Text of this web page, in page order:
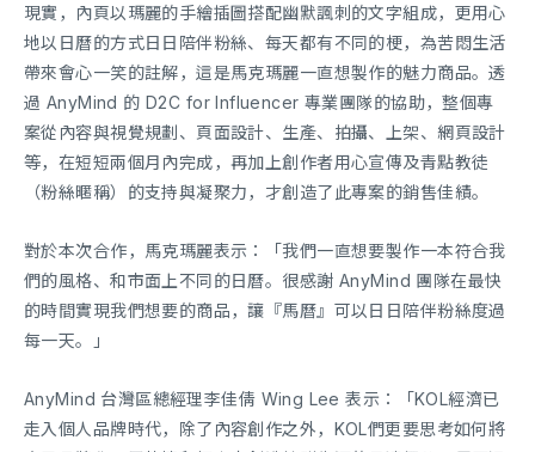
現實，內頁以瑪麗的手繪插圖搭配幽默諷刺的文字組成，更用心
地以日曆的方式日日陪伴粉絲、每天都有不同的梗，為苦悶生活
帶來會心一笑的註解，這是馬克瑪麗一直想製作的魅力商品。透
過 AnyMind 的 D2C for Influencer 專業團隊的協助，整個專
案從內容與視覺規劃、頁面設計、生產、拍攝、上架、網頁設計
等，在短短兩個月內完成，再加上創作者用心宣傳及青點教徒
（粉絲暱稱）的支持與凝聚力，才創造了此專案的銷售佳績。
對於本次合作，馬克瑪麗表示：「我們一直想要製作一本符合我
們的風格、和市面上不同的日曆。很感謝 AnyMind 團隊在最快
的時間實現我們想要的商品，讓『馬曆』可以日日陪伴粉絲度過
每一天。」
AnyMind 台灣區總經理李佳倩 Wing Lee 表示：「KOL經濟已
走入個人品牌時代，除了內容創作之外，KOL們更要思考如何將